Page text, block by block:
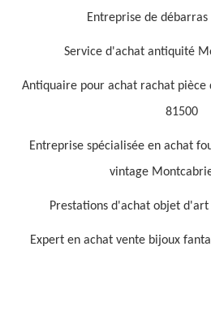
Entreprise de
Service d'achat antiquité
Antiquaire pour achat rachat
81500
Entreprise spécialisée en achat
vintage
Prestations d'achat objet
Expert en achat vente bijoux